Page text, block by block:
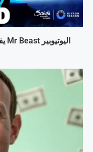
اليوتيوبير Mr Beast يفتح حديقة ترفيهية في بلد… مفاجئ